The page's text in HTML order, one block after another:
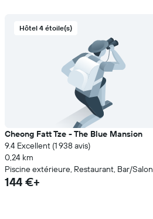
Hôtel 4 étoile(s)
Cheong Fatt Tze - The Blue Mansion
9.4 Excellent (1 938 avis)
0,24 km
Piscine extérieure, Restaurant, Bar/Salon
144 €+